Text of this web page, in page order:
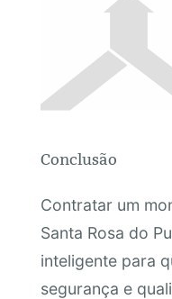
Conclusão
Contratar um
Santa Rosa do
inteligente para
segurança e